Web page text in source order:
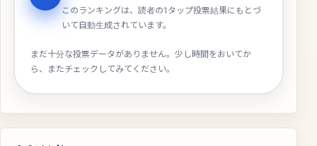
このランキングは、読者の1タップ投票結果にもとづ
いて自動生成されています。
まだ十分な投票データがありません。少し時間をおいてか
ら、またチェックしてみてください。